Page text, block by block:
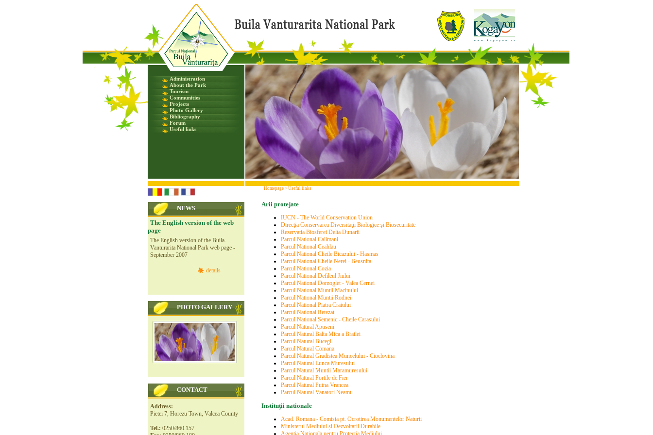
Administration
About the Park
Tourism
Communities
Projects
Photo Gallery
Bibliography
Forum
Useful links
NEWS
The English version of the web
page
The English version of the Buila-
Vanturarita National Park web page -
September 2007
details
PHOTO GALLERY
CONTACT
Address:
Pietei 7, Horezu Town, Valcea County
Tel.: 0250/860.157
Homepage > Useful links
Arii protejate
IUCN - The World Conservation Union
Direcţia Conservarea Diversitaţii Biologice şi Biosecuritate
Rezervatia Biosferei Delta Dunarii
Parcul National Calimani
Parcul National Ceahlau
Parcul National Cheile Bicazului - Hasmas
Parcul National Cheile Nerei - Beusnita
Parcul National Cozia
Parcul National Defileul Jiului
Parcul National Domoglet - Valea Cernei
Parcul National Muntii Macinului
Parcul National Muntii Rodnei
Parcul National Piatra Craiului
Parcul National Retezat
Parcul National Semenic - Cheile Carasului
Parcul Natural Apuseni
Parcul Natural Balta Mica a Brailei
Parcul Natural Bucegi
Parcul Natural Comana
Parcul Natural Gradistea Muncelului - Cioclovina
Parcul Natural Lunca Muresului
Parcul Natural Muntii Maramuresului
Parcul Natural Portile de Fier
Parcul Natural Putna Vrancea
Parcul Natural Vanatori Neamt
Instituții nationale
Acad. Romana - Comisia pt. Ocrotirea Monumentelor Naturii
Ministerul Mediului și Dezvoltarii Durabile
Agentia Nationala pentru Protectia Mediului